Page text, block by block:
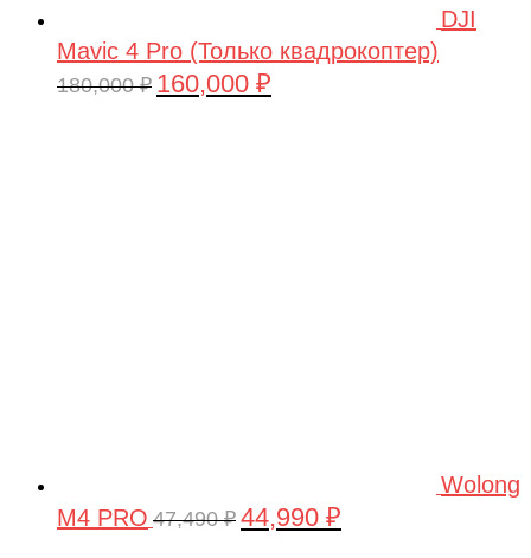
DJI
Mavic 4 Pro (Только квадрокоптер)
180,000₽ Первоначальная
160,000 ₽
Wolong
M4 PRO 47,490₽ Первоначальная
44,990 ₽